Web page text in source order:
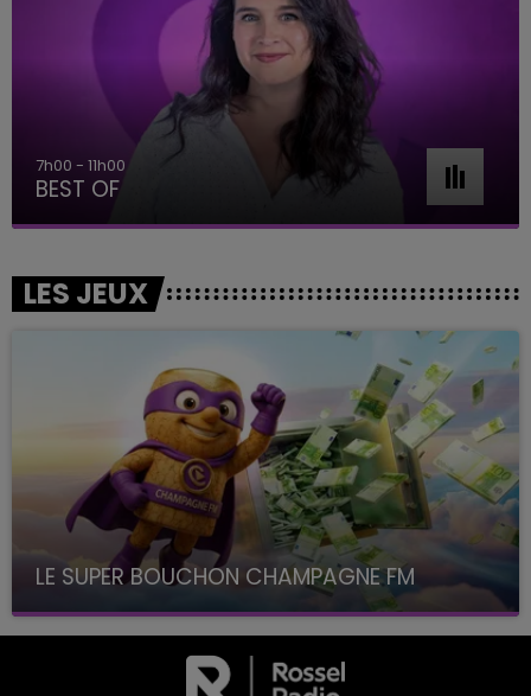
11h00 - 16h00
Le week-end Champagne FM
LES JEUX
LE SUPER BOUCHON CHAMPAGNE FM
avec La Famille Champagne FM, à 8H10